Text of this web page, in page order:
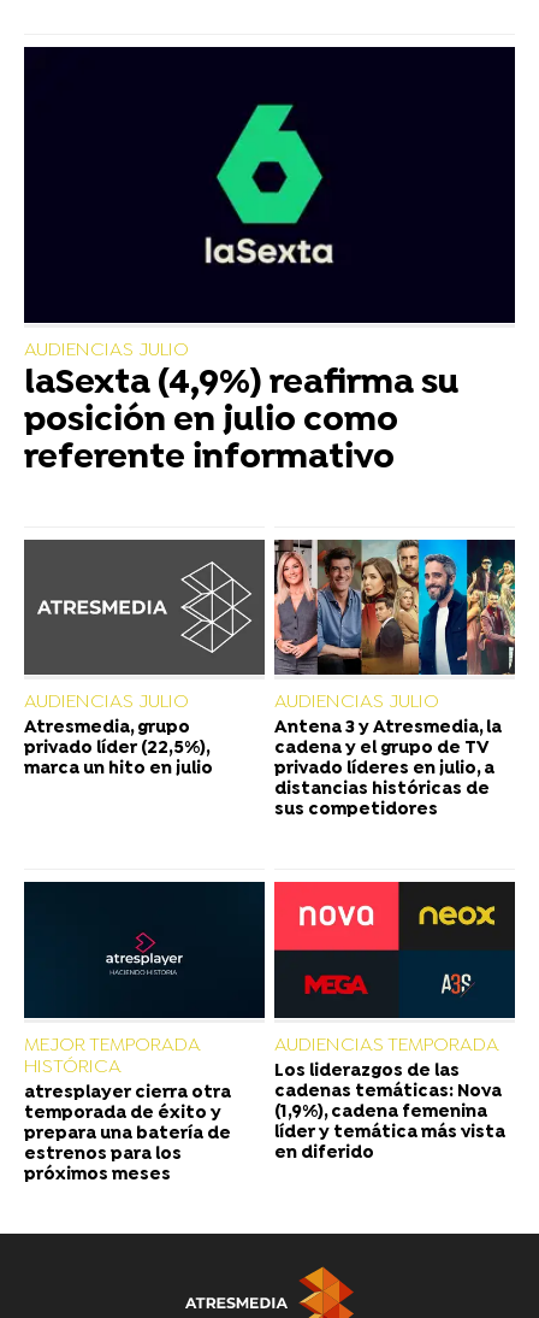
AUDIENCIAS JULIO
laSexta (4,9%) reafirma su
posición en julio como
referente informativo
AUDIENCIAS JULIO
Atresmedia, grupo
privado líder (22,5%),
marca un hito en julio
AUDIENCIAS JULIO
Antena 3 y Atresmedia, la
cadena y el grupo de TV
privado líderes en julio, a
distancias históricas de
sus competidores
MEJOR TEMPORADA
HISTÓRICA
atresplayer cierra otra
temporada de éxito y
prepara una batería de
estrenos para los
próximos meses
AUDIENCIAS TEMPORADA
Los liderazgos de las
cadenas temáticas: Nova
(1,9%), cadena femenina
líder y temática más vista
en diferido